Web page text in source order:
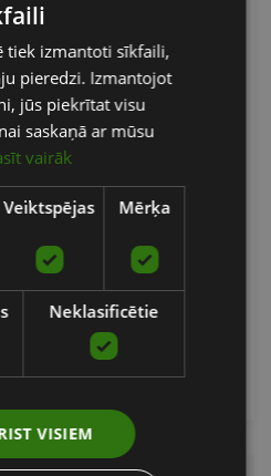
AKSESUARS MINI
ENGLISH
RUSSIAN
tiek izmantoti sīkfaili,
pieredzi. Izmantojot
jūs piekrītat visu
saskaņā ar mūsu
vairāk
Veiktspējas Mērķa
Neklasificētie
VISIEM